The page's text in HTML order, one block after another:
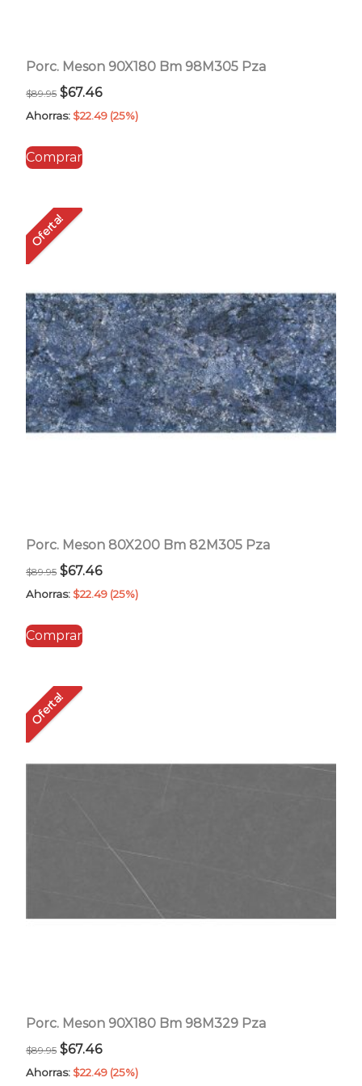
Porc. Meson 90X180 Bm 98M305 Pza
$89.95 El
precio
era:
$67.46El
precio
Ahorras: $22.49 (25%)
Comprar
Oferta!
Porc. Meson 80X200 Bm 82M305 Pza
$89.95 El
precio
era:
$67.46El
precio
Ahorras: $22.49 (25%)
Comprar
Oferta!
Porc. Meson 90X180 Bm 98M329 Pza
$89.95 El
precio
$67.46El
precio
Ahorras: $22.49 (25%)